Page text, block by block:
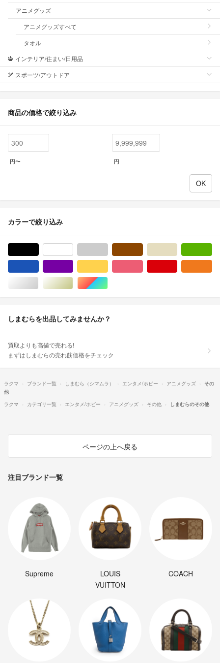
アニメグッズ
アニメグッズすべて
タオル
インテリア/住まい/日用品
スポーツ/アウトドア
商品の価格で絞り込み
円〜 円
カラーで絞り込み
シルバー/銀色系ゴールド/金色系マルチカラー
しまむらを出品してみませんか？
買取よりも高値で売れる!
まずはしまむらの売れ筋価格をチェック
ラクマ ブランド一覧 しまむら（シマムラ） エンタメ/ホビー アニメグッズ
その
他
ラクマ
カテゴリ一覧 エンタメ/ホビー アニメグッズ その他 しまむらのその他
ページの上へ戻る
注目ブランド一覧
Supreme
LOUIS
VUITTON
COACH